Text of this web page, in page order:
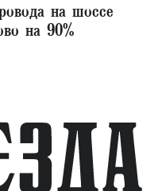
на шоссе
на 90%